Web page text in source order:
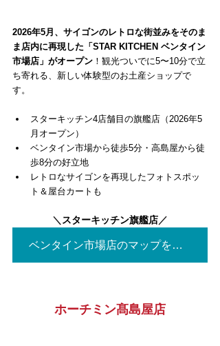
2026年5月、サイゴンのレトロな街並みをそのま
ま店内に再現した「STAR KITCHEN ベンタイン
市場店」がオープン ！観光ついでに5〜10分で立
ち寄れる、新しい体験型のお土産ショップで
す。
スターキッチン4店舗目の旗艦店（2026年5
月オープン）
ベンタイン市場から徒歩5分・高島屋から徒
歩8分の好立地
レトロなサイゴンを再現したフォトスポッ
ト＆屋台カートも
＼ スターキッチン旗艦店／
ベンタイン市場店のマップを見る▶
ホーチミン髙島屋店